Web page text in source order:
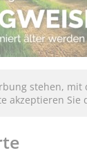
stehen, mit
akzeptieren Sie